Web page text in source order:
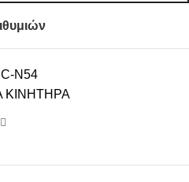
N54
ΚΙΝΗΤΗΡΑ